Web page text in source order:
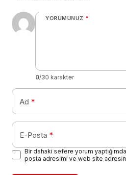
YORUMUNUZ *
0/30 karakter
Ad *
E-Posta *
Bir dahaki sefere yorum
posta adresimi ve web site